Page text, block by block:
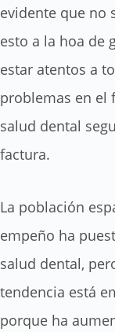
evidente que no
esto a la hoa de
estar atentos a
problemas en el
salud dental
factura.
La población
empeño ha
salud dental,
tendencia está
porque ha